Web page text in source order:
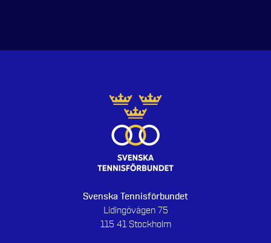
Svenska Tennisförbundet
Lidingövägen 75
115 41 Stockholm